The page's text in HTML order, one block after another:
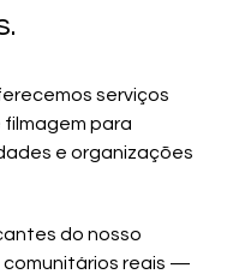
serviços
para
e organizações
do nosso
reais —